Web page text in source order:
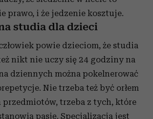
prawo, i że jedzenie kosztuje.
studia dla dzieci
powie dzieciom, że studia
nikt nie uczy się 24 godziny na
dziennych można pokelnerować
Nie trzeba też być orłem
przedmiotów, trzeba z tych, które
pasję. Specjalizacja jest